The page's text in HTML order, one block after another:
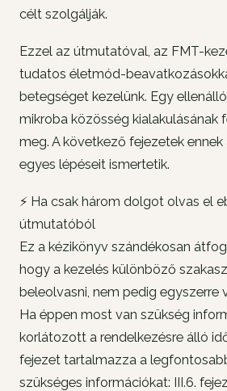
célt szolgálják.
Ezzel az útmutatóval, az FMT-
tudatos életmód-
betegséget kezelünk. Egy
mikroba közösség kialakulásának
meg. A következő fejezetek ennek
egyes lépéseit ismertetik.
⚡ Ha csak három dolgot olvas el
útmutatóból
Ez a kézikönyv szándékosan
hogy a kezelés különböző
beleolvasni, nem pedig egyszerre
Ha éppen most van szükség
korlátozott a rendelkezésre álló
fejezet tartalmazza a
szükséges információkat: III.6.